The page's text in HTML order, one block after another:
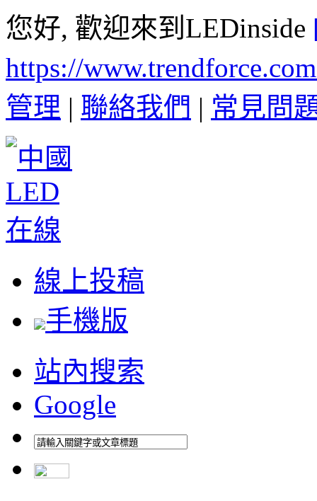
您好, 歡迎來到LEDinside
https://
管理 | 聯絡我們 | 常見問
線上投稿
手機版
站內搜索
Google